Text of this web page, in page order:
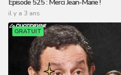
Épisode 525 : Merci Jean-Marie !
il y a 3 ans
GRATUIT